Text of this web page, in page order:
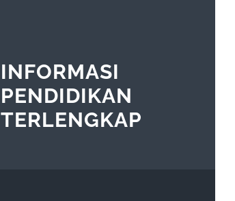
INFORMASI
PENDIDIKAN
TERLENGKAP